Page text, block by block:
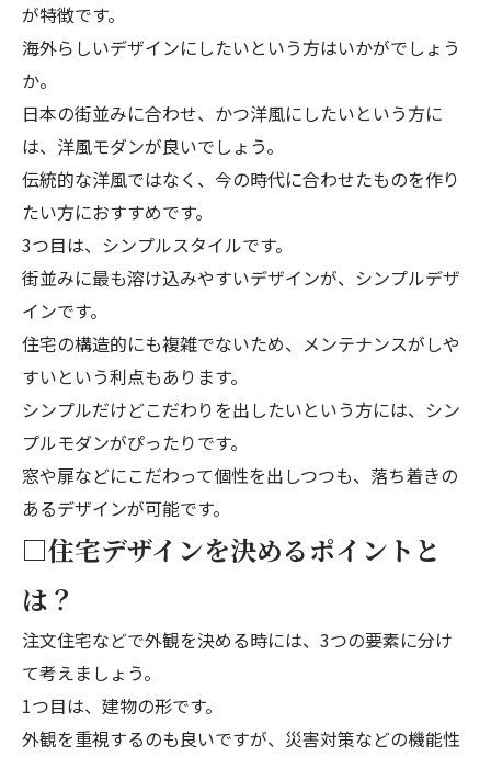
が特徴です。
海外らしいデザインにしたいという方はいかがでしょう
か。
日本の街並みに合わせ、かつ洋風にしたいという方に
は、洋風モダンが良いでしょう。
伝統的な洋風ではなく、今の時代に合わせたものを作り
たい方におすすめです。
3つ目は、シンプルスタイルです。
街並みに最も溶け込みやすいデザインが、シンプルデザ
インです。
住宅の構造的にも複雑でないため、メンテナンスがしや
すいという利点もあります。
シンプルだけどこだわりを出したいという方には、シン
プルモダンがぴったりです。
窓や扉などにこだわって個性を出しつつも、落ち着きの
あるデザインが可能です。
□住宅デザインを決めるポイントと
は？
注文住宅などで外観を決める時には、3つの要素に分け
て考えましょう。
1つ目は、建物の形です。
外観を重視するのも良いですが、災害対策などの機能性